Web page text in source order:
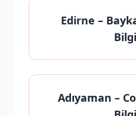
Edirne –
Adıyaman –